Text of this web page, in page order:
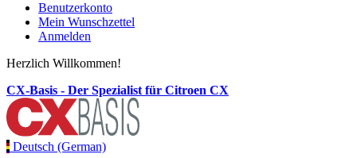
Benutzerkonto
Mein Wunschzettel
Anmelden
Herzlich Willkommen!
CX-Basis - Der Spezialist für Citroen CX
Deutsch (German)